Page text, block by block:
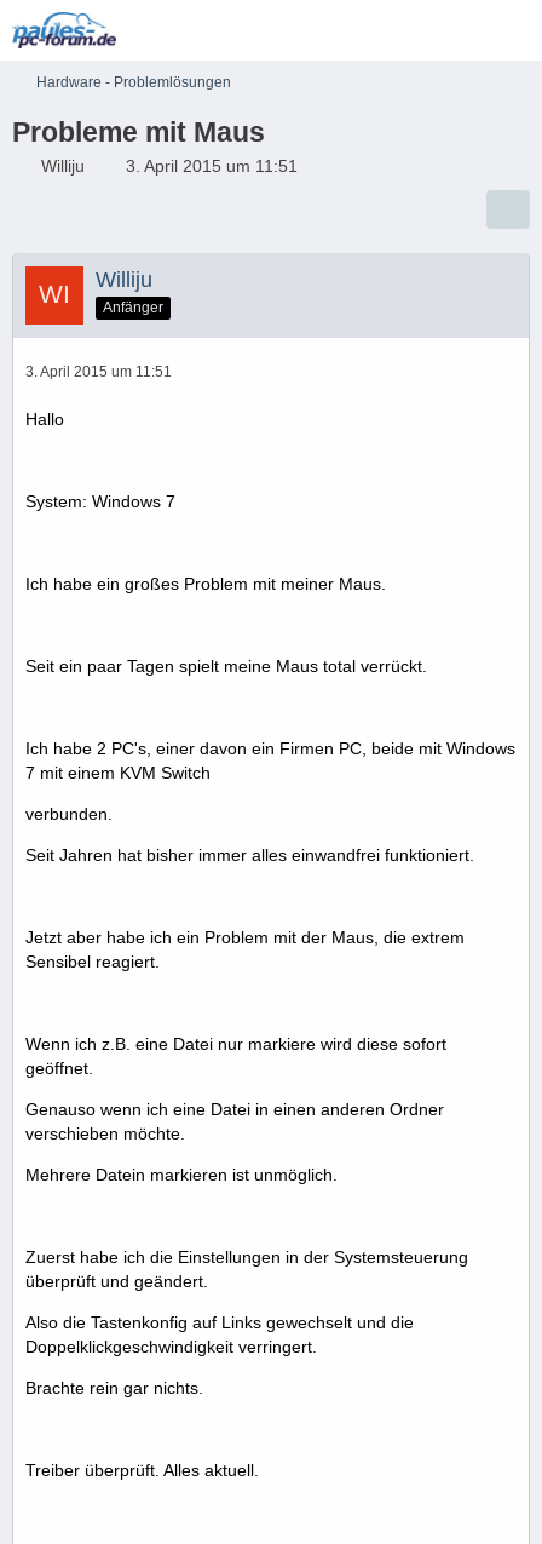
Hardware - Problemlösungen
Probleme mit Maus
Williju 3. April 2015 um 11:51
Williju
Anfänger
3. April 2015 um 11:51
Hallo
System: Windows 7
Ich habe ein großes Problem mit meiner Maus.
Seit ein paar Tagen spielt meine Maus total verrückt.
Ich habe 2 PC's, einer davon ein Firmen PC, beide mit Windows
7 mit einem KVM Switch
verbunden.
Seit Jahren hat bisher immer alles einwandfrei funktioniert.
Jetzt aber habe ich ein Problem mit der Maus, die extrem
Sensibel reagiert.
Wenn ich z.B. eine Datei nur markiere wird diese sofort
geöffnet.
Genauso wenn ich eine Datei in einen anderen Ordner
verschieben möchte.
Mehrere Datein markieren ist unmöglich.
Zuerst habe ich die Einstellungen in der Systemsteuerung
überprüft und geändert.
Also die Tastenkonfig auf Links gewechselt und die
Doppelklickgeschwindigkeit verringert.
Brachte rein gar nichts.
Treiber überprüft. Alles aktuell.